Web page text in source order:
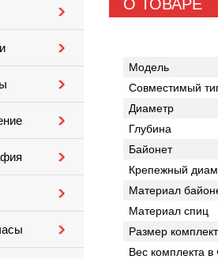
О ТОВАРЕ
Модель
Совместимый
Диаметр
Глубина
Байонет
Крепежный
Материал
Материал спиц
Размер
Вес комплекта в